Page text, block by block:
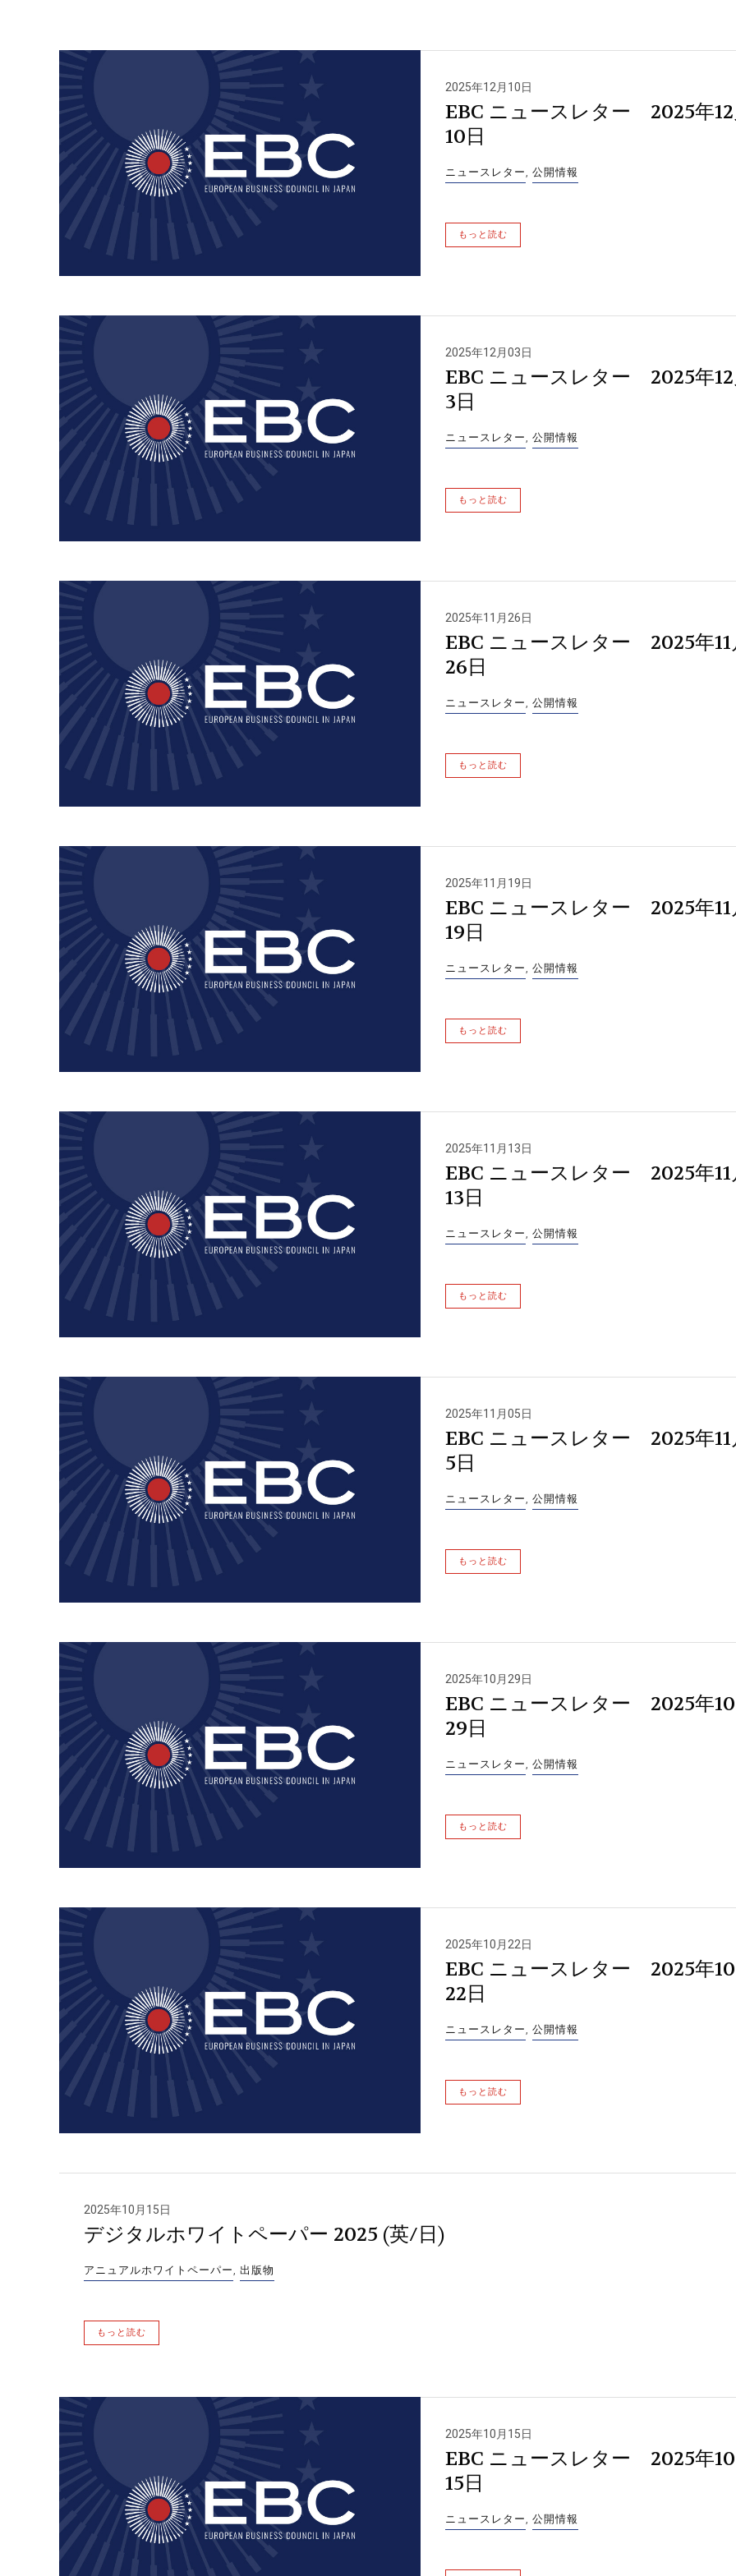
2025年12月10日
EBC ニュースレター 2025年
10日
ニュースレター, 公開情報
もっと読む
2025年12月03日
EBC ニュースレター 2025年
3日
ニュースレター, 公開情報
もっと読む
2025年11月26日
EBC ニュースレター 2025年11
26日
ニュースレター, 公開情報
もっと読む
2025年11月19日
EBC ニュースレター 2025年11
19日
ニュースレター, 公開情報
もっと読む
2025年11月13日
EBC ニュースレター 2025年11
13日
ニュースレター, 公開情報
もっと読む
2025年11月05日
EBC ニュースレター 2025年11
5日
ニュースレター, 公開情報
もっと読む
2025年10月29日
EBC ニュースレター 2025年
29日
ニュースレター, 公開情報
もっと読む
2025年10月22日
EBC ニュースレター 2025年
22日
ニュースレター, 公開情報
もっと読む
2025年10月15日
デジタルホワイトペーパー 2025 (英/日)
アニュアルホワイトペーパー, 出版物
もっと読む
2025年10月15日
EBC ニュースレター 2025年
15日
ニュースレター, 公開情報